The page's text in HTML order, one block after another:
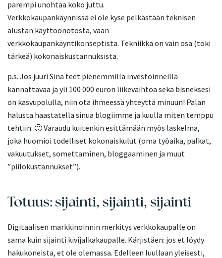
parempi unohtaa koko juttu.
Verkkokaupankäynnissä ei ole kyse pelkästään teknisen
alustan käyttöönotosta, vaan
verkkokaupankäyntikonseptista. Tekniikka on vain osa (toki
tärkeä) kokonaiskustannuksista.
p.s. Jos juuri Sinä teet pienemmillä investoinneilla
kannattavaa ja yli 100 000 euron liikevaihtoa sekä bisneksesi
on kasvupolulla, niin ota ihmeessä yhteyttä minuun! Palan
halusta haastatella sinua blogiimme ja kuulla miten temppu
tehtiin. 🙂 Varaudu kuitenkin esittämään myös laskelma,
joka huomioi todelliset kokonaiskulut (oma työaika, palkat,
vakuutukset, somettaminen, bloggaaminen ja muut
”piilokustannukset”).
Totuus: sijainti, sijainti, sijainti
Digitaalisen markkinoinnin merkitys verkkokaupalle on
sama kuin sijainti kivijalkakaupalle. Kärjistäen: jos et löydy
hakukoneista, et ole olemassa. Edelleen luullaan yleisesti,